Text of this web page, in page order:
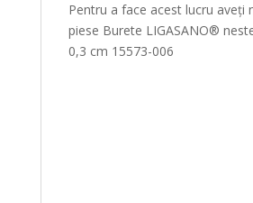
Pentru a face acest lucru aveți
piese Burete LIGASANO®
0,3 cm 15573-006